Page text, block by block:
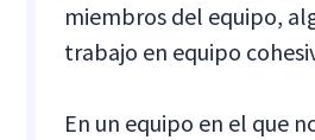
miembros del equipo,
trabajo en equipo
En un equipo en el que